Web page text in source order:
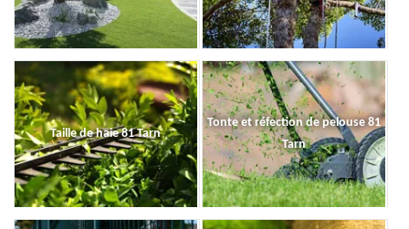
Taille de haie 81 Tarn
Tonte et réfection de pelouse 81
Tarn